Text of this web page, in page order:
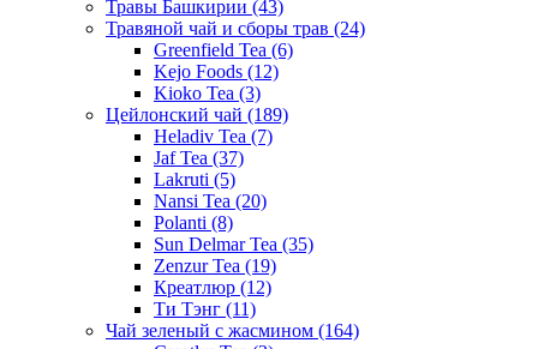
Травы Башкирии (43)
Травяной чай и сборы трав (24)
Greenfield Tea (6)
Kejo Foods (12)
Kioko Tea (3)
Цейлонский чай (189)
Heladiv Tea (7)
Jaf Tea (37)
Lakruti (5)
Nansi Tea (20)
Polanti (8)
Sun Delmar Tea (35)
Zenzur Tea (19)
Креатлюр (12)
Ти Тэнг (11)
Чай зеленый с жасмином (164)